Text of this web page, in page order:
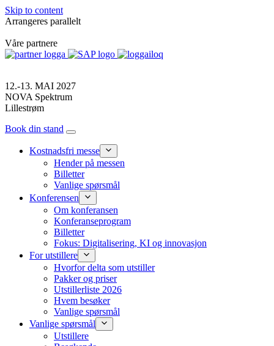
Skip to content
Arrangeres parallelt
Våre partnere
12.-13. MAI 2027
NOVA Spektrum
Lillestrøm
Book din stand
Kostnadsfri messe
Hender på messen
Billetter
Vanlige spørsmål
Konferensen
Om konferansen
Konferanseprogram
Billetter
Fokus: Digitalisering, KI og innovasjon
For utstillere
Hvorfor delta som utstiller
Pakker og priser
Utstillerliste 2026
Hvem besøker
Vanlige spørsmål
Vanlige spørsmål
Utstillere